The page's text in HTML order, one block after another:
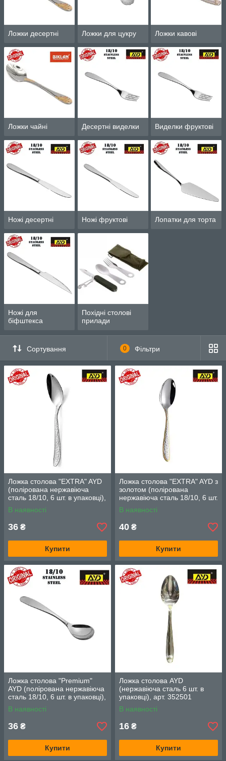
Ложки десертні Ложки для цукру Ложки кавові
Ложки чайні Десертні виделки Виделки фруктові
Ножі десертні Ножі фруктові Лопатки для торта
Ножі для
біфштекса
Похідні столові
прилади
Сортування 0 Фільтри
Ложка столова "EXTRA" AYD
(полірована нержавіюча
сталь 18/10, 6 шт. в упаковці),
арт. 1182012
В наявності
36 ₴
Купити
Ложка столова "EXTRA" AYD з
золотом (полірована
нержавіюча сталь 18/10, 6 шт.
в упаковці), арт. 1182012Z
В наявності
40 ₴
Купити
Ложка столова "Premium"
AYD (полірована нержавіюча
сталь 18/10, 6 шт. в упаковці),
арт. 312011
В наявності
36 ₴
Купити
Ложка столова AYD
(нержавіюча сталь 6 шт. в
упаковці), арт. 352501
В наявності
16 ₴
Купити